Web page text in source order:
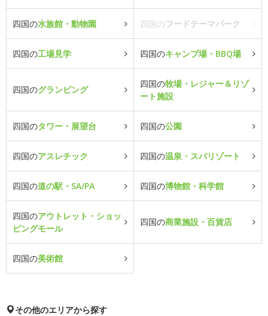
四国の水族館・動物園 四国のフードテーマパーク
四国の工場見学 四国のキャンプ場・BBQ場
四国のグランピング
四国の牧場・レジャー＆リゾ
ート施設
四国のタワー・展望台 四国の公園
四国のアスレチック 四国の温泉・スパリゾート
四国の道の駅・SA/PA 四国の博物館・科学館
四国のアウトレット・ショッ
ピングモール
四国の商業施設・百貨店
四国の美術館
その他のエリアから探す